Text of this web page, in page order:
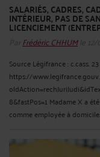
SALARIÉS, CADRES,
INTÉRIEUR, PAS DE
LICENCIEMENT
Par Frédéric CHHUMle 12/
Source Légifrance : c.cass.
https://
8&fastPos=1 Madame X a
comme employée à